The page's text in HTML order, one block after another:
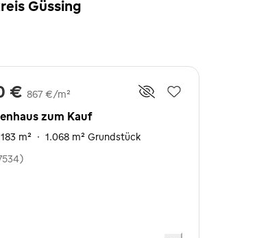
Güssing
€ 867 €/m²
zum Kauf
183 m² · 1.068 m² Grundstück